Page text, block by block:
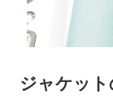
ジャケッ